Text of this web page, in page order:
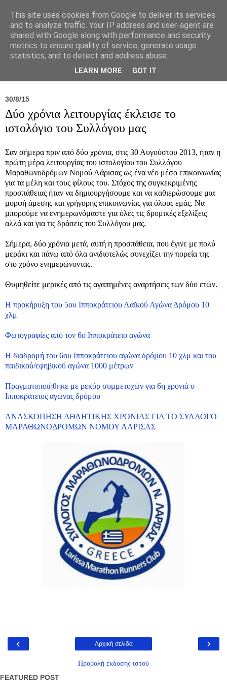
Σύλλογος Ιπποκράτειος
30/8/15
Δύο χρόνια λειτουργίας έκλεισε το
ιστολόγιο του Συλλόγου μας
Σαν σήμερα πριν από δύο χρόνια, στις 30 Αυγούστου 2013, ήταν η
πρώτη μέρα λειτουργίας του ιστολογίου του Συλλόγου
Μαραθωνοδρόμων Νομού Λάρισας ως ένα νέο μέσο επικοινωνίας
για τα μέλη και τους φίλους του. Στόχος της συγκεκριμένης
προσπάθειας ήταν να δημιουργήσουμε και να καθιερώσουμε μια
μορφή άμεσης και γρήγορης επικοινωνίας για όλους εμάς. Να
μπορούμε να ενημερωνόμαστε για όλες τις δρομικές εξελίξεις
αλλά και για τις δράσεις του Συλλόγου μας.
Σήμερα, δύο χρόνια μετά, αυτή η προσπάθεια, που έγινε με πολύ
μεράκι και πάνω από όλα ανιδιοτελώς συνεχίζει την πορεία της
στο χρόνο ενημερώνοντας.
Θυμηθείτε μερικές από τις αγαπημένες αναρτήσεις των δύο ετών.
Η προκήρυξη του 5ου Ιπποκράτειου Λαϊκού Αγώνα Δρόμου 10
χλμ
Φωτογραφίες από τον 6ο Ιπποκράτειο αγώνα
Η διαδρομή του 6ου Ιπποκράτειου αγώνα δρόμου 10 χλμ και του
παιδικού/εφηβικού αγώνα 1000 μέτρων
Πραγματοποιήθηκε με ρεκόρ συμμετοχών για 6η χρονιά ο
Ιπποκράτειος αγώνας δρόμου
ΑΝΑΣΚΟΠΗΣΗ ΑΘΛΗΤΙΚΗΣ ΧΡΟΝΙΑΣ ΓΙΑ ΤΟ ΣΥΛΛΟΓΟ
ΜΑΡΑΘΩΝΟΔΡΟΜΩΝ ΝΟΜΟΥ ΛΑΡΙΣΑΣ
‹ ›
Αρχική σελίδα
Προβολή έκδοσης ιστού
FEATURED POST
This site uses cookies from Google to deliver its services
and to analyze traffic. Your IP address and user-agent are
shared with Google along with performance and security
metrics to ensure quality of service, generate usage
statistics, and to detect and address abuse.
LEARN MORE GOT IT